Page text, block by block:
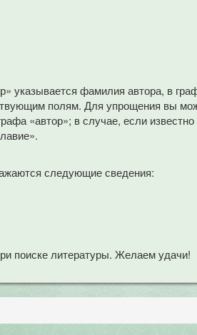
указывается фамилия автора, в
полям. Для упрощения вы
«автор»; в случае, если
следующие сведения:
поиске литературы. Желаем удачи!